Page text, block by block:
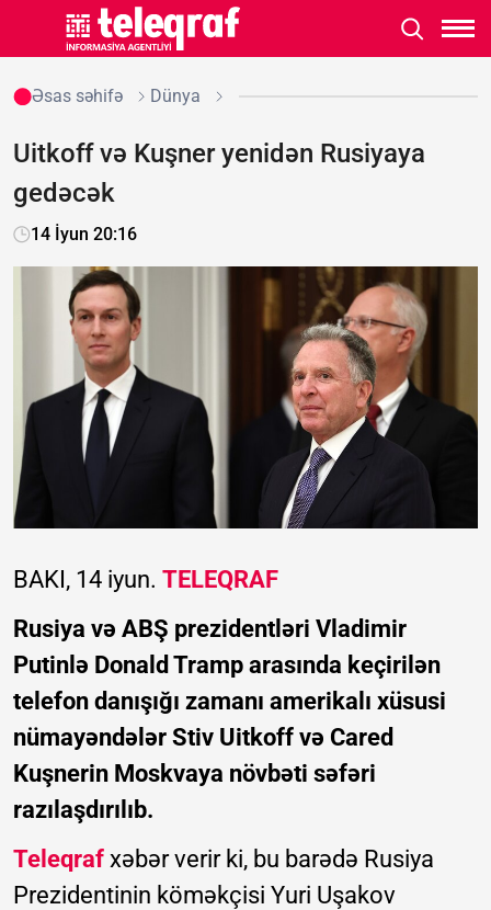
Əsas səhifə Dünya
Uitkoff və Kuşner yenidən Rusiyaya
gedəcək
14 İyun 20:16
BAKI, 14 iyun. TELEQRAF
Rusiya və ABŞ prezidentləri Vladimir
Putinlə Donald Tramp arasında keçirilən
telefon danışığı zamanı amerikalı xüsusi
nümayəndələr Stiv Uitkoff və Cared
Kuşnerin Moskvaya növbəti səfəri
razılaşdırılıb.
Teleqraf xəbər verir ki, bu barədə Rusiya
Prezidentinin köməkçisi Yuri Uşakov